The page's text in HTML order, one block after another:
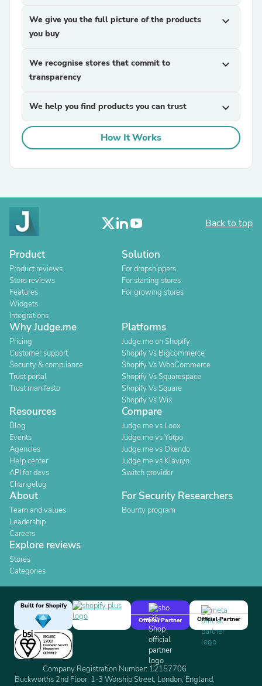
We give you the full picture of the products
you buy
expand_more
We recognise stores that commit to
transparency
expand_more
We help you find products you can trust expand_more
How It Works
Back to top
Product
Product reviews
Store reviews
Features
Widgets
Integrations
Solution
For dropshippers
For starting stores
For growing stores
Why Judge.me
Pricing
Customer support
Security & compliance
Trust portal
Trust manifesto
Platforms
Judge.me on Shopify
Shopify Vs Bigcommerce
Shopify Vs WooCommerce
Shopify Vs Squarespace
Shopify Vs Square
Shopify Vs Wix
Resources
Blog
Events
Agencies
Help center
API for devs
Changelog
Compare
Judge.me vs Loox
Judge.me vs Yotpo
Judge.me vs Okendo
Judge.me vs Klaviyo
Switch provider
About
Team and values
Leadership
Careers
For Security Researchers
Bounty program
Explore reviews
Stores
Categories
Built for Shopify
Official Partner
Official Partner
Company Registration Number: 12157706
Buckworths 2nd Floor, 1-3 Worship Street, London, England,